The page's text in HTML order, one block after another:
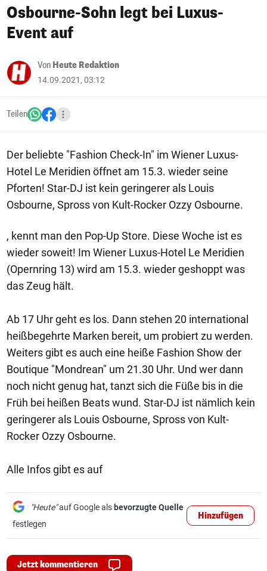
Osbourne-Sohn legt bei Luxus-
Event auf
Von Heute Redaktion
14.09.2021, 03:12
Teilen
Der beliebte "Fashion Check-In" im Wiener Luxus-
Hotel Le Meridien öffnet am 15.3. wieder seine
Pforten! Star-DJ ist kein geringerer als Louis
Osbourne, Spross von Kult-Rocker Ozzy Osbourne.
, kennt man den Pop-Up Store. Diese Woche ist es
wieder soweit! Im Wiener Luxus-Hotel Le Meridien
(Opernring 13) wird am 15.3. wieder geshoppt was
das Zeug hält.
Ab 17 Uhr geht es los. Dann stehen 20 international
heißbegehrte Marken bereit, um probiert zu werden.
Weiters gibt es auch eine heiße Fashion Show der
Boutique "Mondrean" um 21.30 Uhr. Und wer dann
noch nicht genug hat, tanzt sich die Füße bis in die
Früh bei heißen Beats wund. Star-DJ ist nämlich kein
geringerer als Louis Osbourne, Spross von Kult-
Rocker Ozzy Osbourne.
Alle Infos gibt es auf
"Heute"auf Google als bevorzugte Quelle
festlegen
Hinzufügen
Jetzt kommentieren